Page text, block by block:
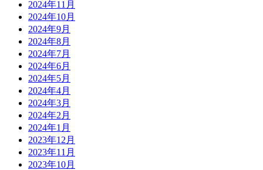
2024年11月
2024年10月
2024年9月
2024年8月
2024年7月
2024年6月
2024年5月
2024年4月
2024年3月
2024年2月
2024年1月
2023年12月
2023年11月
2023年10月